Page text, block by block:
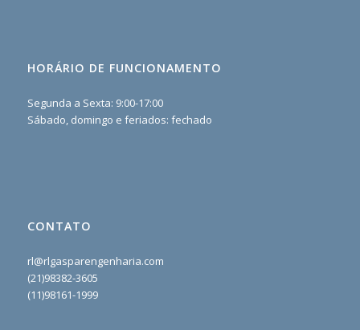
HORÁRIO DE FUNCIONAMENTO
Segunda a Sexta: 9:00-17:00
Sábado, domingo e feriados: fechado
CONTATO
rl@rlgasparengenharia.com
(21)98382-3605
(11)98161-1999